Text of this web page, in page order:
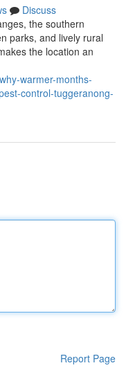
Discuss
the southern
parks, and lively rural
the location an
warmer-months-
control-tuggeranong-
Report Page